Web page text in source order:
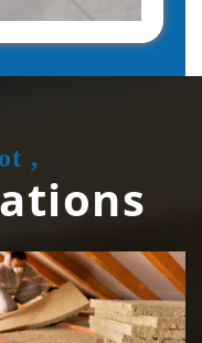
,
Isolation de
toiture 39
Jura